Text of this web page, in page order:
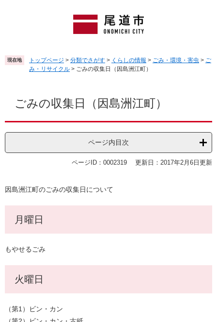
頭
で
飛
ば
現在地 トップページ > 分類でさがす > くらしの情報 > ごみ・環境・害虫 > ご
み・リサイクル > ごみの収集日（因島洲江町）
ごみの収集日（因島洲江町）
ページ内目次
ページID：0002319 更新日：2017年2月6日更新
因島洲江町のごみの収集日について
月曜日
もやせるごみ
火曜日
（第1）ビン・カン